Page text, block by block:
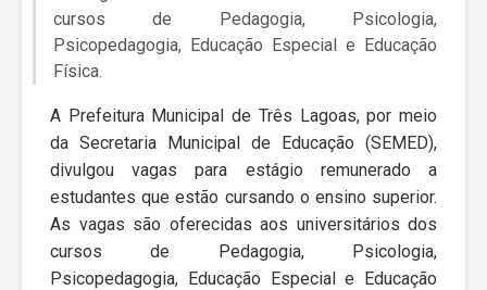
cursos de Pedagogia, Psicologia,
Psicopedagogia, Educação Especial e Educação
Física.
A Prefeitura Municipal de Três Lagoas, por meio
da Secretaria Municipal de Educação (SEMED),
divulgou vagas para estágio remunerado a
estudantes que estão cursando o ensino superior.
As vagas são oferecidas aos universitários dos
cursos de Pedagogia, Psicologia,
Psicopedagogia, Educação Especial e Educação